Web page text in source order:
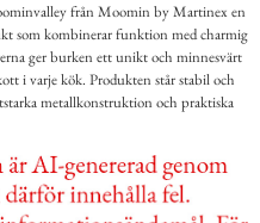
från Moomin by Martinex en
som kombinerar funktion med charmig
ger burken ett unikt och minnesvärt
i varje kök. Produkten står stabil och
metallkonstruktion och praktiska